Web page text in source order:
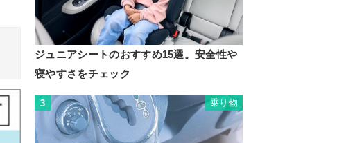
ジュニアシートのおすすめ15選。安全性や
寝やすさをチェック
3 乗り物